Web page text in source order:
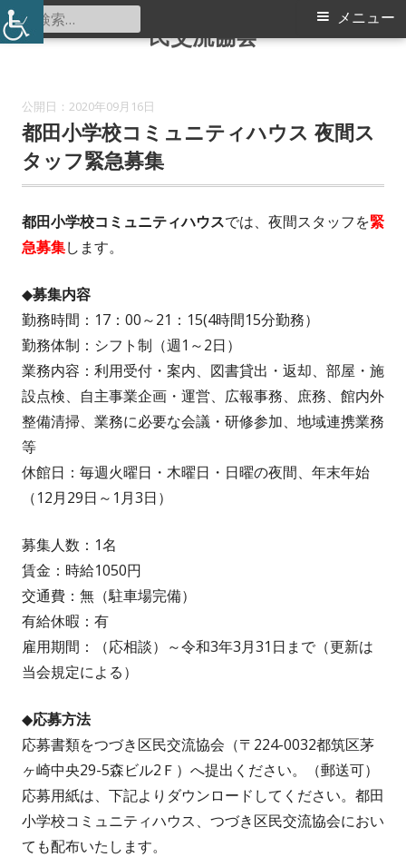
コ
ン
認定特定非営利活動法人 つづき区
民交流協会
メ
メニュー
検
索:
2020年09月16日
都田小学校コミュニティハウス 夜間ス
タッフ緊急募集
都田小学校コミュニティハウスでは、夜間スタッフを緊
急募集します。
◆募集内容
勤務時間：17：00～21：15(4時間15分勤務）
勤務体制：シフト制（週1～2日）
業務内容：利用受付・案内、図書貸出・返却、部屋・施
設点検、自主事業企画・運営、広報事務、庶務、館内外
整備清掃、業務に必要な会議・研修参加、地域連携業務
等
休館日：毎週火曜日・木曜日・日曜の夜間、年末年始
（12月29日～1月3日）
募集人数：1名
賃金：時給1050円
交通費：無（駐車場完備）
有給休暇：有
雇用期間：（応相談）～令和3年3月31日まで（更新は
当会規定による）
◆応募方法
応募書類をつづき区民交流協会（〒224-0032都筑区茅
ヶ崎中央29-5森ビル2Ｆ）へ提出ください。（郵送可）
応募用紙は、下記よりダウンロードしてください。都田
小学校コミュニティハウス、つづき区民交流協会におい
ても配布いたします。